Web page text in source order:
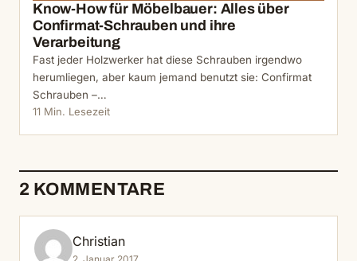
Know-How für Möbelbauer: Alles über
Confirmat-Schrauben und ihre
Verarbeitung
Fast jeder Holzwerker hat diese Schrauben irgendwo
herumliegen, aber kaum jemand benutzt sie: Confirmat
Schrauben –…
11 Min. Lesezeit
2 KOMMENTARE
Christian
2. Januar 2017